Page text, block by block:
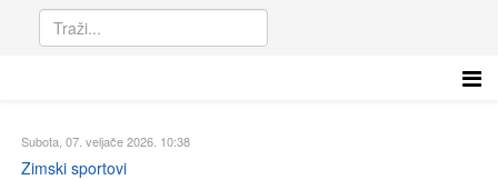
Subota, 07. veljače 2026. 10:38
Zimski sportovi